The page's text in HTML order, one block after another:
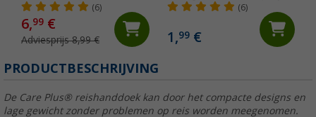
120x60cm mintgroen
(6)
6,99 €
Adviesprijs 8,99 €
(6)
1,99€
PRODUCTBESCHRIJVING
De Care Plus® reishanddoek kan door het compacte designs en
lage gewicht zonder problemen op reis worden meegenomen.